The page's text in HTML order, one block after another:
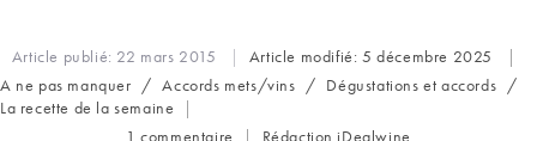
Article publié: 22 mars 2015 Article modifié: 5 décembre 2025
Post
category:
A ne pas manquer / Accords mets/vins / Dégustations et accords /
La recette de la semaine
Commentaires
1 commentaire
Auteur/autrice
Rédaction iDealwine